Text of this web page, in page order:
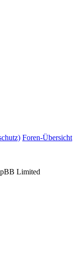
Foren-Übersicht
Limited